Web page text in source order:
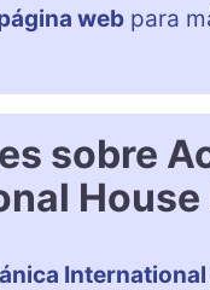
web para
sobre
House